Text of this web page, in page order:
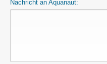
Nachricht an Aquanaut: